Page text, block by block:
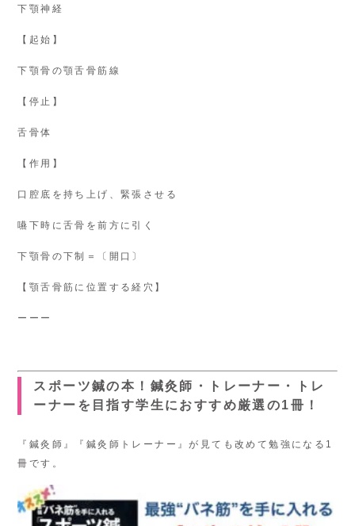
下顎神経
【起始】
下顎骨の顎舌骨筋線
【停止】
舌骨体
【作用】
口腔底を持ち上げ、緊張させる
嚥下時に舌骨を前方に引く
下顎骨の下制＝〔開口〕
【顎舌骨筋に位置する経穴】
ーーー
スポーツ鍼の本！鍼灸師・トレーナー・トレ
ーナーを目指す学生におすすめ厳選の1冊！
『鍼灸師』『鍼灸師トレーナー』が見ても改めて勉強になる1
冊です。